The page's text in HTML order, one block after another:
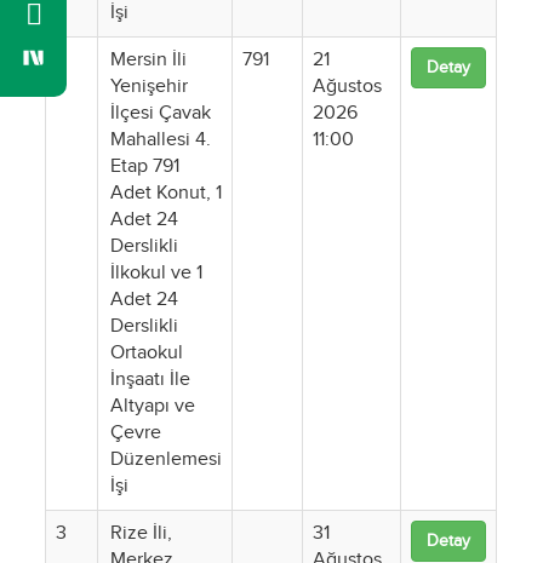
İşi
Mersin İli
Yenişehir
İlçesi Çavak
Mahallesi 4.
Etap 791
Adet Konut, 1
Adet 24
Derslikli
İlkokul ve 1
Adet 24
Derslikli
Ortaokul
İnşaatı İle
Altyapı ve
Çevre
Düzenlemesi
İşi
791
21
Ağustos
2026
11:00
Detay
3
Rize İli,
31
Detay